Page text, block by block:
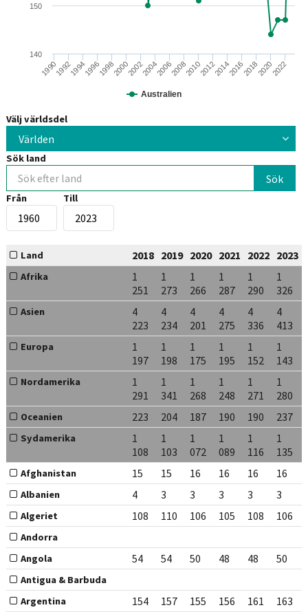
Australien
19901992199419961998200020022004200620082010201220142016201820202022
140
150
Välj världsdel
Världen
Sök land
Från Till
Land 2018 2019 2020 2021 2022 2023
Afrika
1
251
1
273
1
266
1
287
1
290
1
326
Asien
4
223
4
234
4
201
4
275
4
336
4
413
Europa
1
197
1
198
1
175
1
195
1
152
1
143
Nordamerika
1
291
1
341
1
268
1
248
1
271
1
280
Oceanien 223 204 187 190 190 237
Sydamerika
1
108
1
103
1
072
1
089
1
116
1
135
Afghanistan 15 15 16 16 16 16
Albanien 4 3 3 3 3 3
Algeriet 108 110 106 105 108 106
Andorra
Angola
54 54 50 48 48 50
Antigua & Barbuda
Argentina
154 157 155 156 161 163